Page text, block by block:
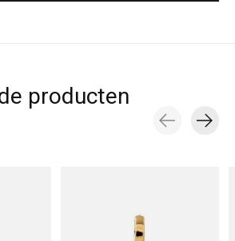
producten